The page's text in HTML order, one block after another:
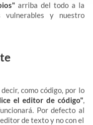
arriba del todo a la
vulnerables y nuestro
como código, por lo
el editor de código",
Por defecto al
de texto y no con el